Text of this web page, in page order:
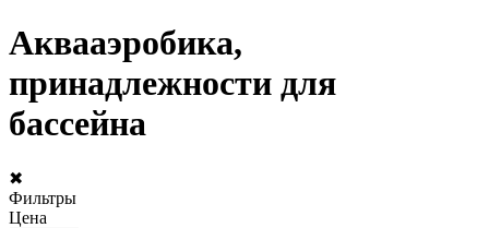
Аквааэробика,
принадлежности для
бассейна
✖
Фильтры
Цена